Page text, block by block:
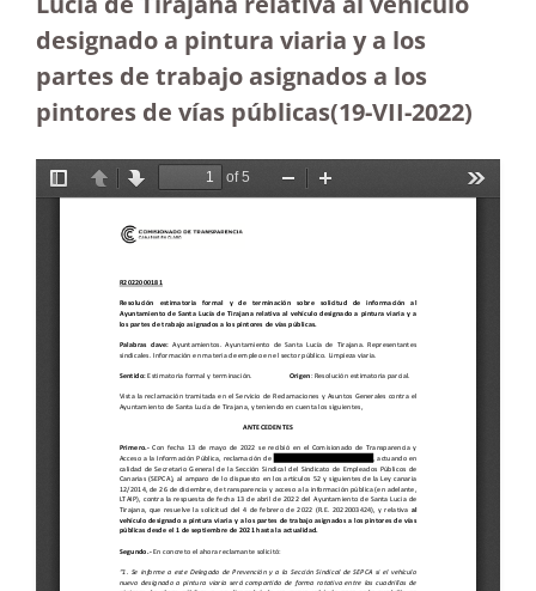
designado a pintura viaria y a los
partes de trabajo asignados a los
pintores de vías públicas(19-VII-2022)